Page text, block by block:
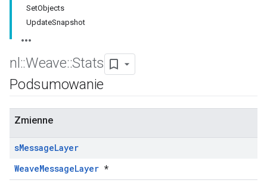
SetObjects
UpdateSnapshot
nl ::Weave::Stats
Podsumowanie
Zmienne
sMessageLayer
WeaveMessageLayer *